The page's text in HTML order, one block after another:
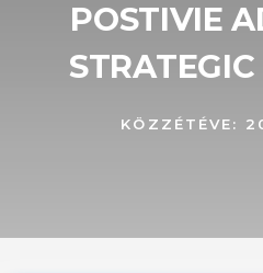
POSTIVIE
KÖZZÉTÉVE: